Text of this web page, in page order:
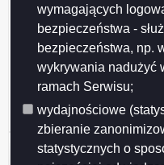
wymagających
bezpieczeństwa -
bezpieczeństwa, np.
wykrywania nadużyć
ramach Serwisu;
wydajnościowe
zbieranie
statystycznych o
Historia strony